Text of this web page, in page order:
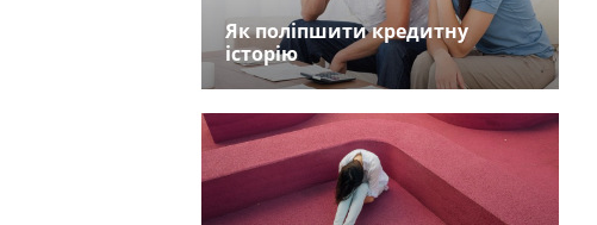
Як поліпшити кредитну
історію